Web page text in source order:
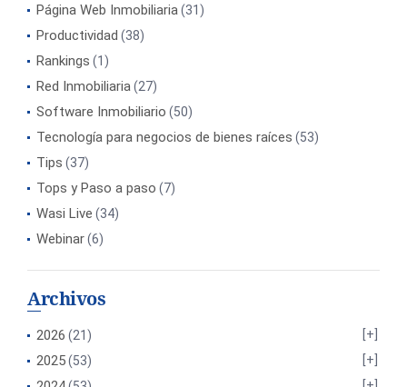
Página Web Inmobiliaria(31)
Productividad (38)
Rankings (1)
Red Inmobiliaria(27)
Software Inmobiliario (50)
Tecnología para negocios de bienes raíces (53)
Tips (37)
Tops y Paso a paso (7)
Wasi Live (34)
Webinar(6)
Archivos
2026 (21)
2025(53)